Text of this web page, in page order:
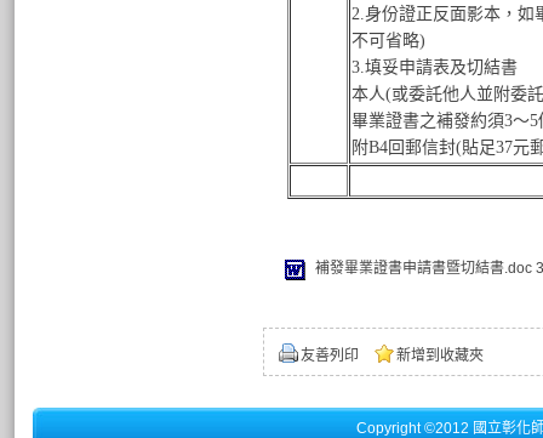
2.身份證正反面影本，如
不可省略)
3.填妥申請表及切結書
本人(或委託他人並附委
畢業證書之補發約須3～
附B4回郵信封(貼足37元
補發畢業證書申請書暨切結書.doc
友善列印 新增到收藏夾
Copyright ©2012 國立彰化